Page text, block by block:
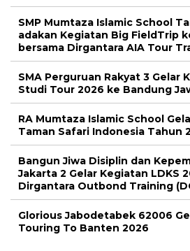
SMP Mumtaza Islamic School
adakan Kegiatan Big FieldTrip
bersama Dirgantara AIA Tour
SMA Perguruan Rakyat 3 Gelar
Studi Tour 2026 ke Bandung
RA Mumtaza Islamic School
Taman Safari Indonesia Tahun
Bangun Jiwa Disiplin dan
Jakarta 2 Gelar Kegiatan LDKS
Dirgantara Outbond Training
Glorious Jabodetabek 62006
Touring To Banten 2026